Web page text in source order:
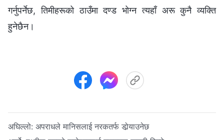
गर्नुपर्नेछ, तिमीहरूको ठाउँमा दण्ड भोग्‍न त्यहाँ अरू कुनै व्यक्ति
हुनेछैन।
अघिल्लो: अपराधले मानिसलाई नरकतर्फ डोर्‍याउनेछ